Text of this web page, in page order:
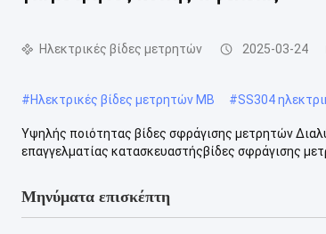
Ηλεκτρικές βίδες μετρητών 2025-03-24
#Ηλεκτρικές βίδες μετρητών ΜΒ #SS304
Υψηλής ποιότητας βίδες σφράγισης μετρητών
επαγγελματίας κατασκευαστήςβίδες σφράγισης
Μηνύματα επισκέπτη